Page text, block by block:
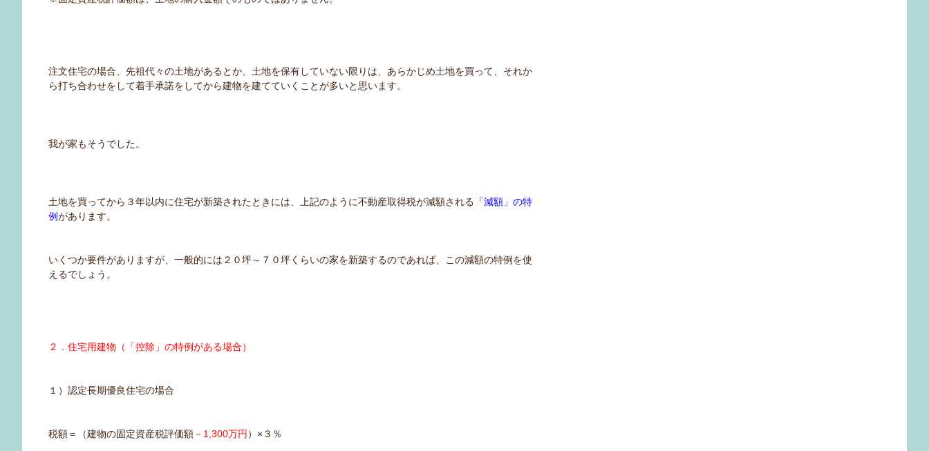
注文住宅の場合、先祖代々の土地があるとか、土地を保有していない限りは、あらかじめ土地を買って、それか
ら打ち合わせをして着手承諾をしてから建物を建てていくことが多いと思います。
我が家もそうでした。
土地を買ってから３年以内に住宅が新築されたときには、上記のように不動産取得税が減額される 「減額」の特
例があります。
いくつか要件がありますが、一般的には２０坪～７０坪くらいの家を新築するのであれば、この減額の特例を使
えるでしょう。
２．住宅用建物（「控除」の特例がある場合）
１）認定長期優良住宅の場合
税額＝（建物の固定資産税評価額 －1,300万円 ）×３％